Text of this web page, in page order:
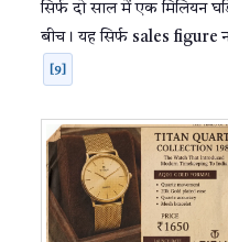
सिर्फ दो साल में एक मिलियन
बीच। यह सिर्फ sales figure
[9]